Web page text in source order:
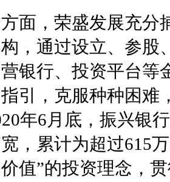
面，荣盛发展充分
，通过设立、参股
银行、投资平台等
引，克服种种困难
年6月底，振兴银
，累计为超过615
值”的投资理念，